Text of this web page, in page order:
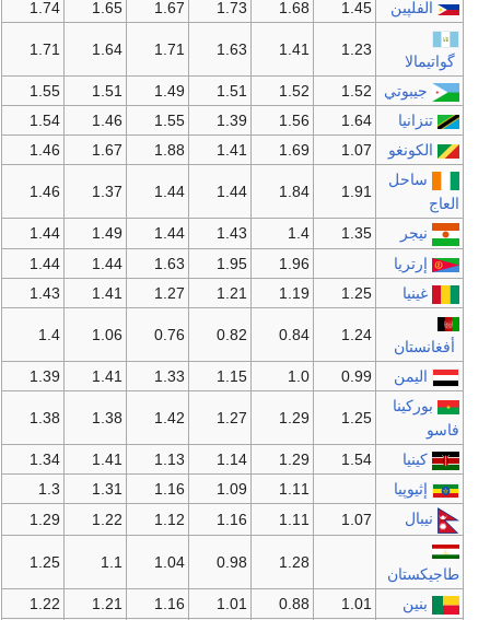
الفلپين 1.45
1.68
1.73
1.67
1.65
1.74
گواتيمالا
1.23
1.41
1.63
1.71
1.64
1.71
جيبوتي 1.52
1.52
1.51
1.49
1.51
1.55
تنزانيا
1.64
1.56
1.39
1.55
1.46
1.54
الكونغو
1.07
1.69
1.41
1.88
1.67
1.46
ساحل
العاج
1.91
1.84
1.44
1.44
1.37
1.46
نيجر 1.35
1.4
1.43
1.44
1.49
1.44
إرتريا
1.96
1.95
1.63
1.44
1.44
غينيا
1.25
1.19
1.21
1.27
1.41
1.43
أفغانستان
1.24
0.84
0.82
0.76
1.06
1.4
اليمن 0.99
1.0
1.15
1.33
1.41
1.39
بوركينا
فاسو
1.25
1.29
1.27
1.42
1.38
1.38
كينيا 1.54
1.29
1.14
1.13
1.41
1.34
إثيوپيا
1.11
1.09
1.16
1.31
1.3
نيبال
1.07
1.11
1.16
1.12
1.22
1.29
طاجيكستان
1.28
0.98
1.04
1.1
1.25
بنين 1.01
0.88
1.01
1.16
1.21
1.22